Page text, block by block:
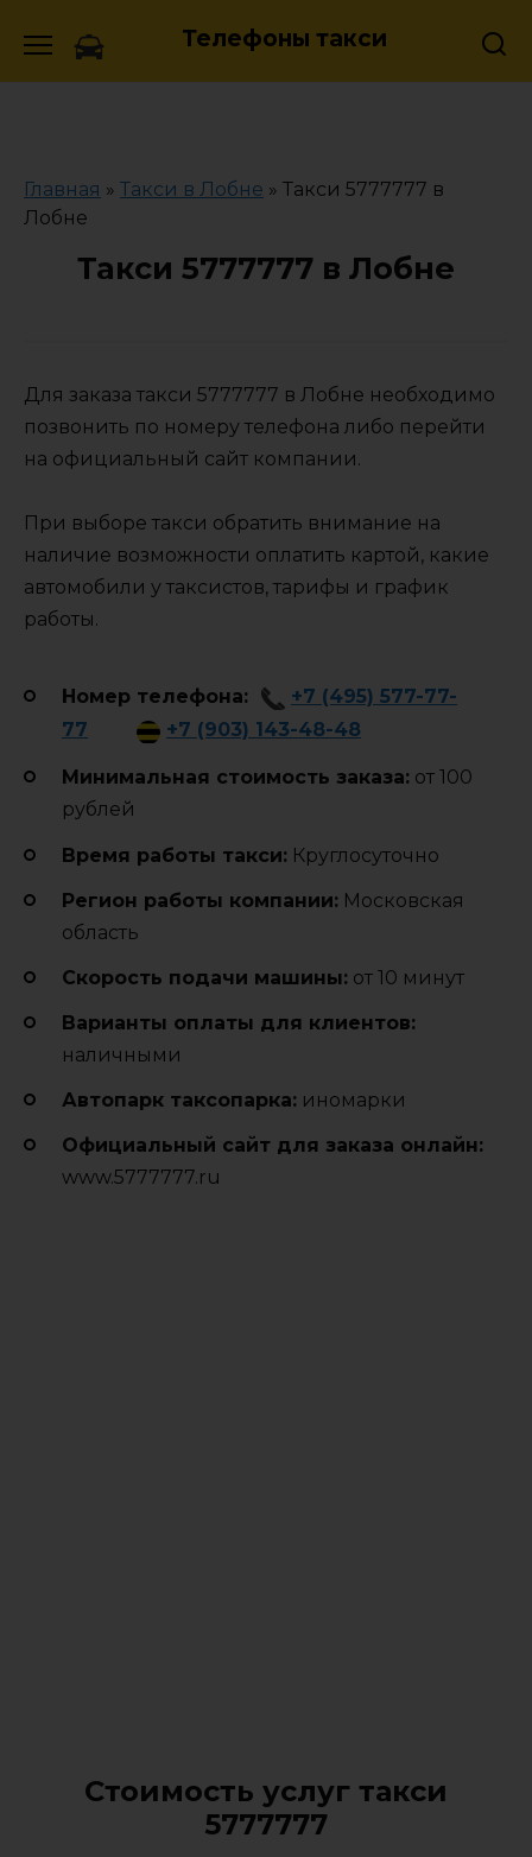
Телефоны такси
Главная » Такси в Лобне » Такси 5777777 в
Лобне
Такси 5777777 в Лобне
Для заказа такси 5777777 в Лобне необходимо
позвонить по номеру телефона либо перейти
на официальный сайт компании.
При выборе такси обратить внимание на
наличие возможности оплатить картой, какие
автомобили у таксистов, тарифы и график
работы.
Номер телефона:
+7 (495) 577-77-
77
+7 (903) 143-48-48
Минимальная стоимость заказа: от 100
рублей
Время работы такси: Круглосуточно
Регион работы компании: Московская
область
Cкорость подачи машины: от 10 минут
Варианты оплаты для клиентов:
наличными
Автопарк таксопарка: иномарки
Официальный сайт для заказа онлайн:
www.5777777.ru
Стоимость услуг такси
5777777